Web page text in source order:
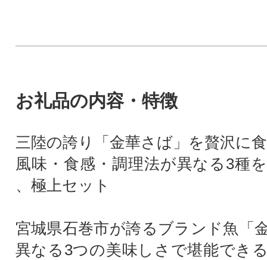
お礼品の内容・特徴
三陸の誇り「金華さば」を贅沢に
風味・食感・調理法が異なる3種
、極上セット
宮城県石巻市が誇るブランド魚「
異なる3つの美味しさで堪能でき